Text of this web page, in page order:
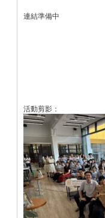
連結準備中
活動剪影：